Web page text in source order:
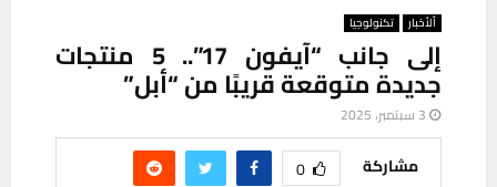
ألأخبار تكنولوجيا
إلى جانب “آيفون 17”.. 5 منتجات
جديدة متوقعة قريبًا من “أبل”
3 سبتمبر، 2025
مشاركة 0